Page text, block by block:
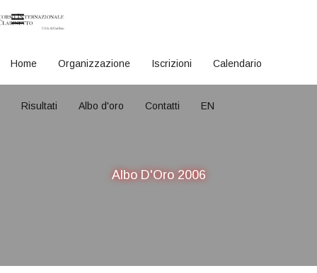
Home Organizzazione Iscrizioni Calendario
Risultati Albo d'oro Contatti EN
Albo D'Oro 2006